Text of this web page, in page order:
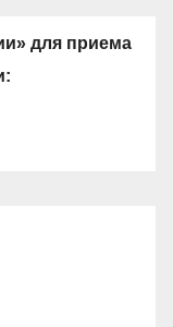
для приема